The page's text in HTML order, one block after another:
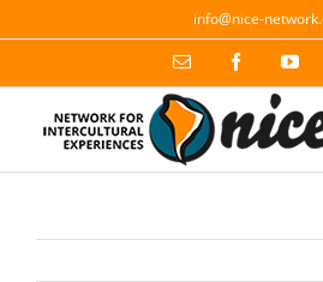
to
info@nice-
Email Facebook